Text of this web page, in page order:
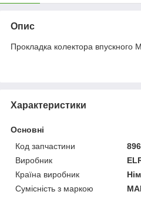
Опис
Прокладка колектора впускного
Характеристики
Основні
Код запчастини
Виробник
Країна виробник
Сумісність з маркою